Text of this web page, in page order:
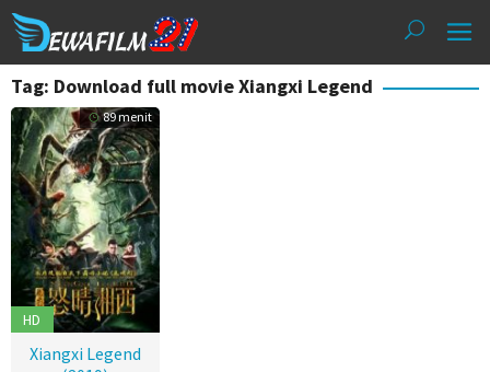
Loncat
ke
konten
Tag: Download full movie Xiangxi Legend
89 menit
HD
Xiangxi Legend